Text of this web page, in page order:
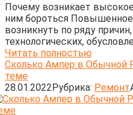
Почему возникает
ним бороться
возникнуть по ряду
технологических,
Читать полностью
Сколько Ампер в Обычной
теме
28.01.2022Рубрика: Ремонт